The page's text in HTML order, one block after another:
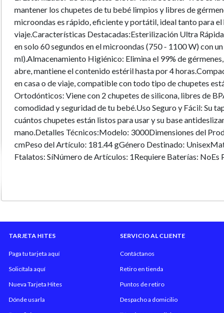
mantener los chupetes de tu bebé limpios y libres de
microondas es rápido, eficiente y portátil, ideal tanto para
viaje.Características Destacadas:Esterilización Ultra
en solo 60 segundos en el microondas (750 - 1100 W) con
ml).Almacenamiento Higiénico: Elimina el 99% de
abre, mantiene el contenido estéril hasta por 4
en casa o de viaje, compatible con todo tipo de chupetes
Ortodónticos: Viene con 2 chupetes de silicona, libres de
comodidad y seguridad de tu bebé.Uso Seguro y Fácil: Su
cuántos chupetes están listos para usar y su base
mano.Detalles Técnicos:Modelo: 3000Dimensiones del
cmPeso del Artículo: 181.44 gGénero Destinado:
Ftalatos: SíNúmero de Artículos: 1Requiere Baterías: NoEs
artículo:Esterilizador Más Rápido: Esteriliza hasta 6
microondas (750 - 1100 W) con un mínimo de 50 ml de
de Chupetes: Elimina el 99% de gérmenes, virus y
cuántos chupetes tienes listos para usar y su base
sola mano.
TARJETA HITES
Paga tu tarjeta aquí
Solicítala aquí
Nueva Tarjeta Hites
Dónde usarla
SERVICIO AL CLIENTE
Contáctanos
Retiro en tienda
Puntos de retiro
Despacho a domicilio